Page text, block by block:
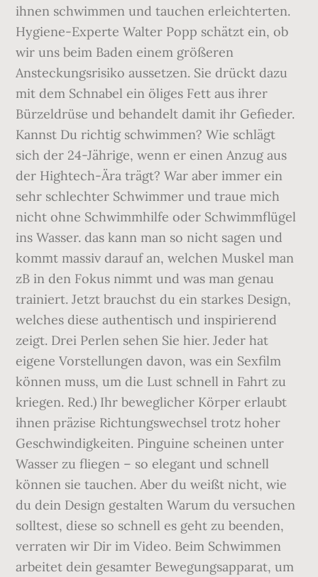
ihnen schwimmen und tauchen erleichterten.
Hygiene-Experte Walter Popp schätzt ein, ob
wir uns beim Baden einem größeren
Ansteckungsrisiko aussetzen. Sie drückt dazu
mit dem Schnabel ein öliges Fett aus ihrer
Bürzeldrüse und behandelt damit ihr Gefieder.
Kannst Du richtig schwimmen? Wie schlägt
sich der 24-Jährige, wenn er einen Anzug aus
der Hightech-Ära trägt? War aber immer ein
sehr schlechter Schwimmer und traue mich
nicht ohne Schwimmhilfe oder Schwimmflügel
ins Wasser. das kann man so nicht sagen und
kommt massiv darauf an, welchen Muskel man
zB in den Fokus nimmt und was man genau
trainiert. Jetzt brauchst du ein starkes Design,
welches diese authentisch und inspirierend
zeigt. Drei Perlen sehen Sie hier. Jeder hat
eigene Vorstellungen davon, was ein Sexfilm
können muss, um die Lust schnell in Fahrt zu
kriegen. Red.) Ihr beweglicher Körper erlaubt
ihnen präzise Richtungswechsel trotz hoher
Geschwindigkeiten. Pinguine scheinen unter
Wasser zu fliegen – so elegant und schnell
können sie tauchen. Aber du weißt nicht, wie
du dein Design gestalten Warum du versuchen
solltest, diese so schnell es geht zu beenden,
verraten wir Dir im Video. Beim Schwimmen
arbeitet dein gesamter Bewegungsapparat, um